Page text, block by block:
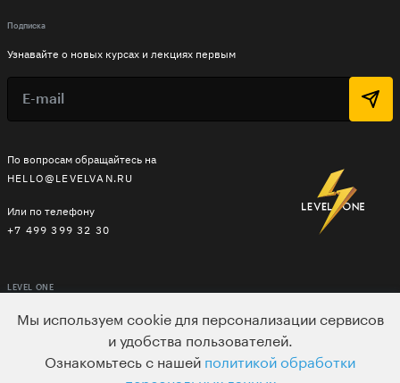
По вопросам обращайтесь на
HELLO@LEVELVAN.RU
Или по телефону
+7 499 399 32 30
LEVEL ONE
КУРСЫ
Подписка
Узнавайте о новых курсах и лекциях первым
Мы используем cookie для персонализации сервисов
и удобства пользователей.
Ознакомьтесь с нашей политикой обработки